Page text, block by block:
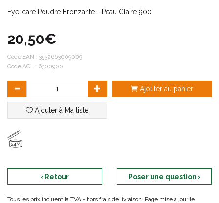
Eye-care Poudre Bronzante - Peau Claire 900
20,50€
Code EAN : 3532663009009
Code ACL : 6300900
Ajouter au panier
Ajouter à Ma liste
24M
‹ Retour Poser une question ›
Tous les prix incluent la TVA - hors frais de livraison. Page mise à jour le